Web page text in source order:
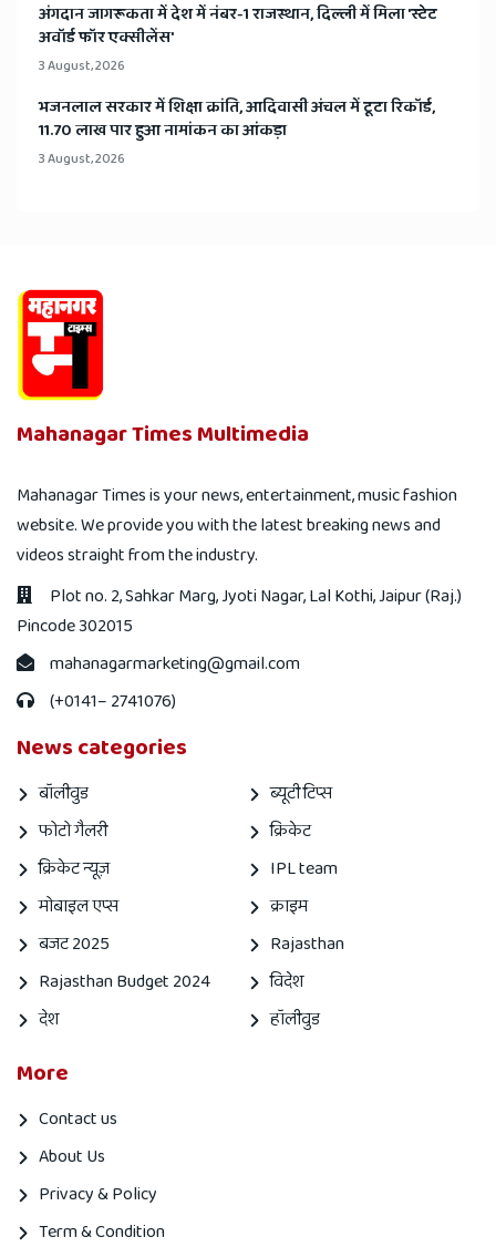
अंगदान जागरूकता में देश में नंबर-1 राजस्थान, दिल्ली में मिला 'स्टेट
अवॉर्ड फॉर एक्सीलेंस'
3 August, 2026
भजनलाल सरकार में शिक्षा क्रांति, आदिवासी अंचल में टूटा रिकॉर्ड,
11.70 लाख पार हुआ नामांकन का आंकड़ा
3 August, 2026
Mahanagar Times Multimedia
Mahanagar Times is your news, entertainment, music fashion
website. We provide you with the latest breaking news and
videos straight from the industry.
Plot no. 2, Sahkar Marg, Jyoti Nagar, Lal Kothi, Jaipur (Raj.)
Pincode 302015
mahanagarmarketing@gmail.com
(+0141– 2741076)
News categories
बॉलीवुड
ब्यूटी टिप्स
फोटो गैलरी
क्रिकेट
क्रिकेट न्यूज़
IPL team
मोबाइल एप्स
क्राइम
बजट 2025
Rajasthan
Rajasthan Budget 2024
विदेश
देश
हॉलीवुड
More
Contact us
About Us
Privacy & Policy
Term & Condition